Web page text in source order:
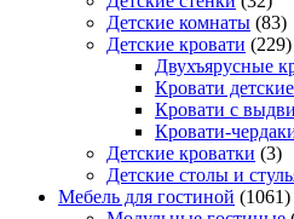
Детские комнаты (83)
Детские кровати (229)
Двухъярусные
Кровати
Кровати с
Кровати-
Детские кроватки (3)
Детские столы и
Мебель для гостиной (1061)